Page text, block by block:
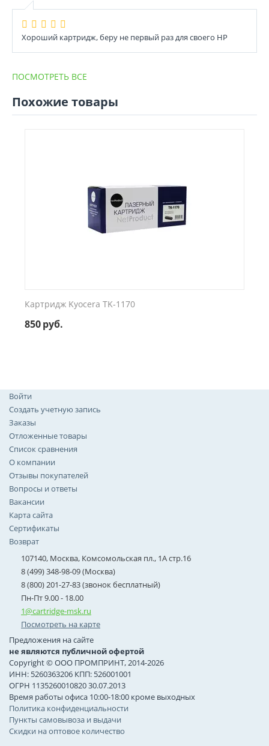
Хороший картридж, беру не первый раз для своего НР
ПОСМОТРЕТЬ ВСЕ
Похожие товары
Картридж Kyocera TK-1170
850руб.
Войти
Создать учетную запись
Заказы
Отложенные товары
Список сравнения
О компании
Отзывы покупателей
Вопросы и ответы
Вакансии
Карта сайта
Сертификаты
Возврат
107140, Москва, Комсомольская пл., 1А стр.16
8 (499) 348-98-09 (Москва)
8 (800) 201-27-83 (звонок бесплатный)
Пн-Пт 9.00 - 18.00
1@cartridge-msk.ru
Посмотреть на карте
Предложения на сайте
не являются публичной офертой
Copyright © ООО ПРОМПРИНТ, 2014-2026
ИНН: 5260363206 КПП: 526001001
ОГРН 1135260010820 30.07.2013
Время работы офиса 10:00-18:00 кроме выходных
Политика конфиденциальности
Пункты самовывоза и выдачи
Скидки на оптовое количество